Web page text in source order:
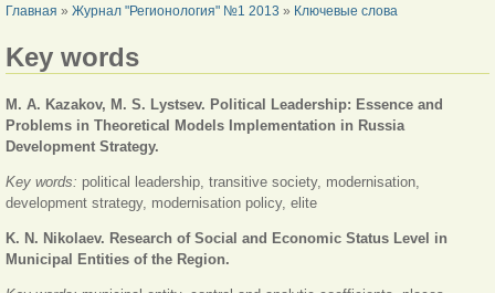
ВЫ ЗДЕСЬ
Главная » Журнал "Регионология" №1 2013 » Ключевые слова
Key words
M. A. Kazakov, M. S. Lystsev. Political Leadership: Essence and
Problems in Theoretical Models Implementation in Russia
Development Strategy.
Key words: political leadership, transitive society, modernisation,
development strategy, modernisation policy, elite
K. N. Nikolaev. Research of Social and Economic Status Level in
Municipal Entities of the Region.